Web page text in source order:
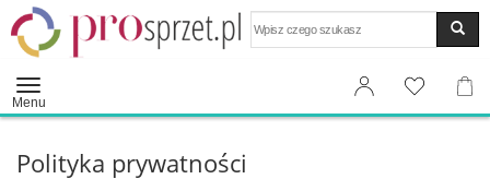
Menu
Polityka prywatności